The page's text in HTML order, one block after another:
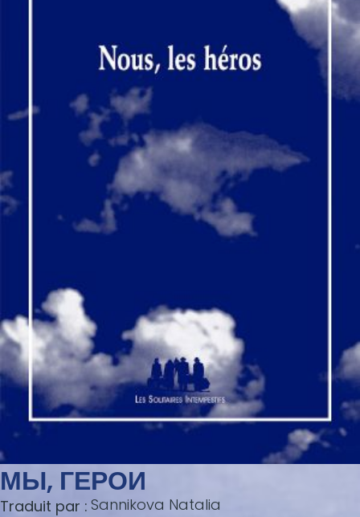
МЫ, ГЕРОИ
Traduit par : Sannikova Natalia